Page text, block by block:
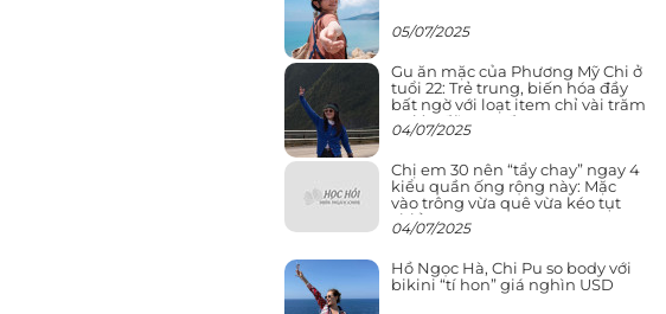
05/07/2025
Gu ăn mặc của Phương Mỹ Chi ở
tuổi 22: Trẻ trung, biến hóa đầy
bất ngờ với loạt item chỉ vài trăm
nghìn đã mua được
04/07/2025
Chị em 30 nên “tẩy chay” ngay 4
kiểu quần ống rộng này: Mặc
vào trông vừa quê vừa kéo tụt
chiều cao
04/07/2025
Hồ Ngọc Hà, Chi Pu so body với
bikini “tí hon” giá nghìn USD